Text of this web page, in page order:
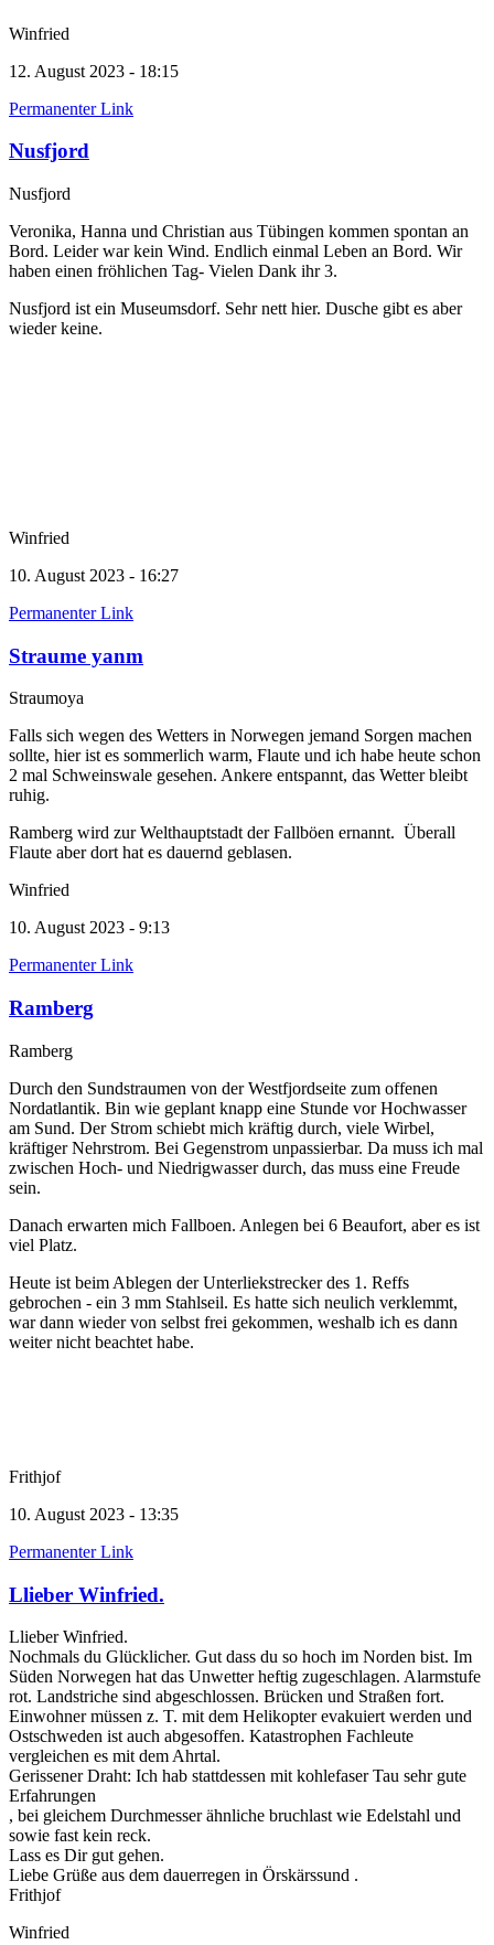
Winfried
12. August 2023 - 18:15
Permanenter Link
Nusfjord
Nusfjord
Veronika, Hanna und Christian aus Tübingen kommen spontan an
Bord. Leider war kein Wind. Endlich einmal Leben an Bord. Wir
haben einen fröhlichen Tag- Vielen Dank ihr 3.
Nusfjord ist ein Museumsdorf. Sehr nett hier. Dusche gibt es aber
wieder keine.
Winfried
10. August 2023 - 16:27
Permanenter Link
Straume yanm
Straumoya
Falls sich wegen des Wetters in Norwegen jemand Sorgen machen
sollte, hier ist es sommerlich warm, Flaute und ich habe heute schon
2 mal Schweinswale gesehen. Ankere entspannt, das Wetter bleibt
ruhig.
Ramberg wird zur Welthauptstadt der Fallböen ernannt. Überall
Flaute aber dort hat es dauernd geblasen.
Winfried
10. August 2023 - 9:13
Permanenter Link
Ramberg
Ramberg
Durch den Sundstraumen von der Westfjordseite zum offenen
Nordatlantik. Bin wie geplant knapp eine Stunde vor Hochwasser
am Sund. Der Strom schiebt mich kräftig durch, viele Wirbel,
kräftiger Nehrstrom. Bei Gegenstrom unpassierbar. Da muss ich mal
zwischen Hoch- und Niedrigwasser durch, das muss eine Freude
sein.
Danach erwarten mich Fallboen. Anlegen bei 6 Beaufort, aber es ist
viel Platz.
Heute ist beim Ablegen der Unterliekstrecker des 1. Reffs
gebrochen - ein 3 mm Stahlseil. Es hatte sich neulich verklemmt,
war dann wieder von selbst frei gekommen, weshalb ich es dann
weiter nicht beachtet habe.
Frithjof
10. August 2023 - 13:35
Permanenter Link
Llieber Winfried.
Llieber Winfried.
Nochmals du Glücklicher. Gut dass du so hoch im Norden bist. Im
Süden Norwegen hat das Unwetter heftig zugeschlagen. Alarmstufe
rot. Landstriche sind abgeschlossen. Brücken und Straßen fort.
Einwohner müssen z. T. mit dem Helikopter evakuiert werden und
Ostschweden ist auch abgesoffen. Katastrophen Fachleute
vergleichen es mit dem Ahrtal.
Gerissener Draht: Ich hab stattdessen mit kohlefaser Tau sehr gute
Erfahrungen
, bei gleichem Durchmesser ähnliche bruchlast wie Edelstahl und
sowie fast kein reck.
Lass es Dir gut gehen.
Liebe Grüße aus dem dauerregen in Örskärssund .
Frithjof
Winfried